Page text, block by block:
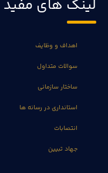
لینک های مفید
اهداف و وظایف
سوالات متداول
ساختار سازمانی
استانداری در رسانه ها
انتصابات
جهاد تبیین